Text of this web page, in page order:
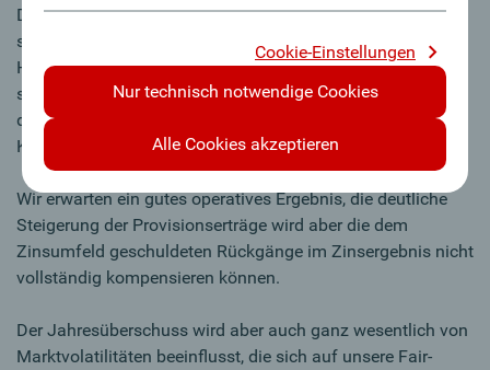
Dementsprechend steigt die Investitionsbereitschaft
sowohl bei den Unternehmen als auch bei den privaten
Haushalten. Wir verzeichnen im Firmengeschäft ein so
starkes Kreditwachstum, wie seit Jahren nicht mehr und
das ist aus unserer Sicht der verlässlichste
Konjunkturindikator.
Wir erwarten ein gutes operatives Ergebnis, die deutliche
Steigerung der Provisionserträge wird aber die dem
Zinsumfeld geschuldeten Rückgänge im Zinsergebnis nicht
vollständig kompensieren können.
Der Jahresüberschuss wird aber auch ganz wesentlich von
Marktvolatilitäten beeinflusst, die sich auf unsere Fair-
Cookie-Einstellungen
Nur technisch notwendige Cookies
Alle Cookies akzeptieren